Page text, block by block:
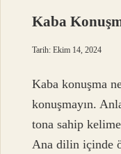
Kaba
Tarih: Ekim 14, 2024
Kaba konuşma
konuşmayın.
tona sahip
Ana dilin içinde